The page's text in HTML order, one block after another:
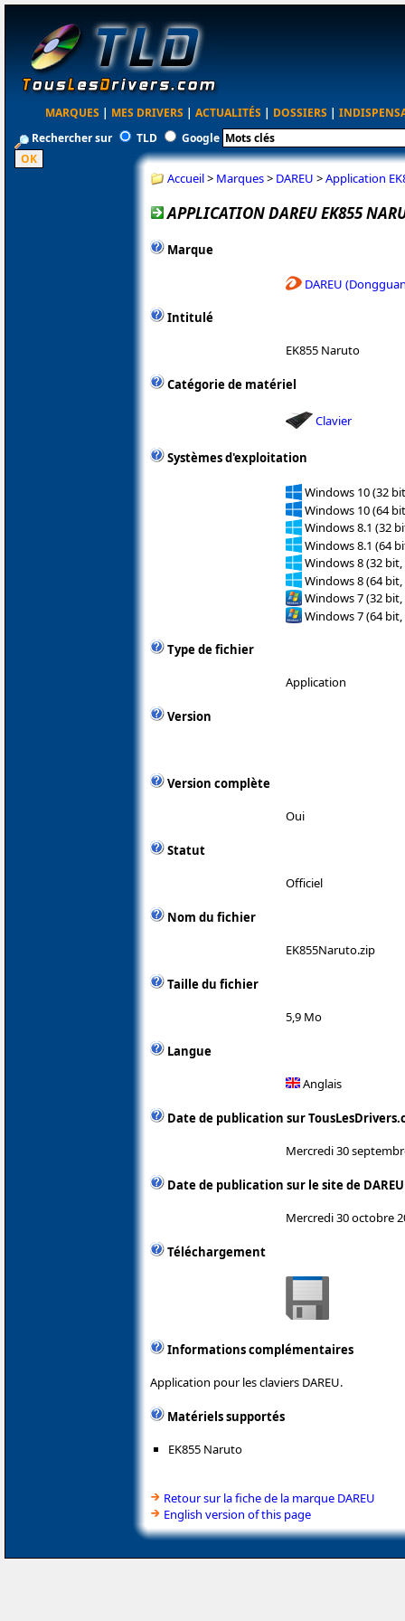
MARQUES | MES DRIVERS | ACTUALITÉS | DOSSIERS |
Rechercher sur
TLD Google
Accueil> Marques> DAREU >Application
APPLICATION DAREU EK855
Marque
DAREU
Intitulé
EK855 Naruto
Catégorie de matériel
Clavier
Systèmes d'exploitation
Windows 10 (32
Windows 10 (64
Windows 8.1 (32
Windows 8.1 (64
Windows 8 (32 bit,
Windows 8 (64 bit,
Windows 7 (32 bit,
Windows 7 (64 bit,
Type de fichier
Application
Version
Version complète
Oui
Statut
Officiel
Nom du fichier
EK855Naruto.zip
Taille du fichier
5,9 Mo
Langue
Anglais
Date de publication sur
Mercredi 30
Date de publication sur le site de DAREU
Mercredi 30 octobre
Téléchargement
Informations complémentaires
Application pour les claviers DAREU.
Matériels supportés
EK855 Naruto
Retour sur la fiche de la marque DAREU
English version of this page